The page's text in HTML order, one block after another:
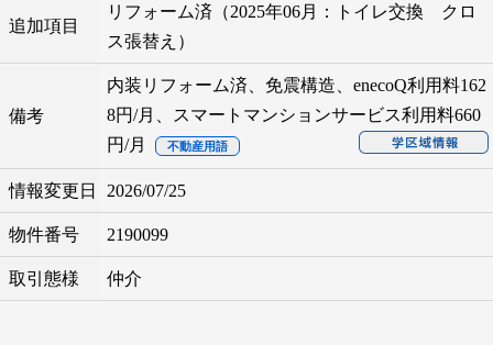
追加項目
リフォーム済（2025年06月：トイレ交換 クロ
ス張替え）
備考
内装リフォーム済、免震構造、enecoQ利用料162
8円/月、スマートマンションサービス利用料660
円/月
不動産用語
情報変更日 2026/07/25
物件番号 2190099
取引態様 仲介